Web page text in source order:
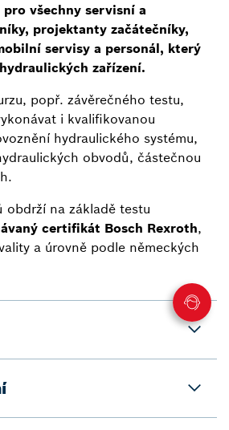
pro všechny servisní a
projektanty začátečníky,
servisy a personál, který
zařízení.
popř. závěrečného testu,
i kvalifikovanou
hydraulického systému,
obvodů, částečnou
obdrží na základě testu
certifikát Bosch Rexroth,
a úrovně podle německých